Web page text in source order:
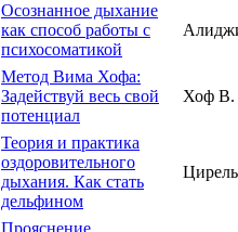
Осознанное дыхание
как способ работы с
психосоматикой
Метод Вима Хофа:
Задействуй весь свой
потенциал
Хоф В.
Теория и практика
оздоровительного
дыхания. Как стать
дельфином